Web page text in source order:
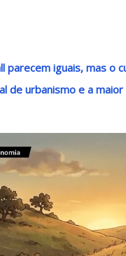
parecem iguais, mas o
de urbanismo e a